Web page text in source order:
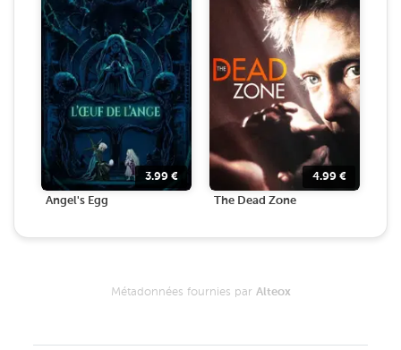
3.99 €
Angel's Egg
4.99 €
The Dead Zone
Métadonnées fournies par Alteox